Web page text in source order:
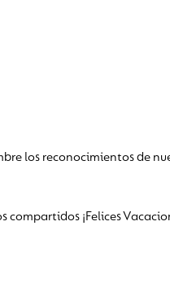
los reconocimientos de
compartidos ¡Felices